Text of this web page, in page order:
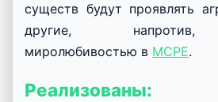
существ будут проявлять
другие, напротив,
миролюбивостью в MCPE.
Реализованы: